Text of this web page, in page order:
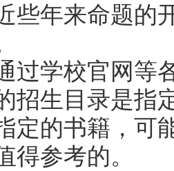
年来命题的开
学校官网等各
招生目录是指
定的书籍，可
得参考的。